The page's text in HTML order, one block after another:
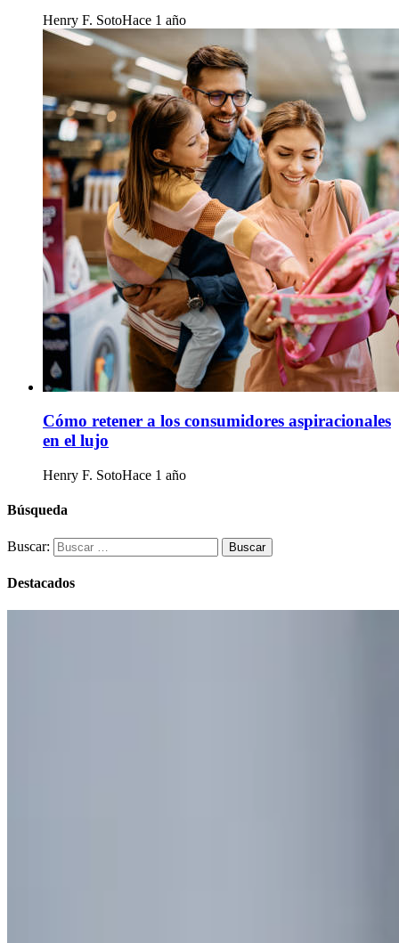
Henry F. SotoHace 1 año
Cómo retener a los consumidores aspiracionales
en el lujo
Henry F. SotoHace 1 año
Búsqueda
Buscar:
Destacados